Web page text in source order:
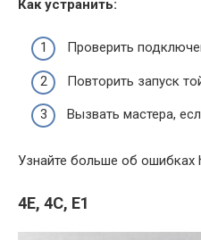
Как устранить:
Проверить
Повторить запуск
Вызвать мастера,
Узнайте больше об ошибках
4E, 4C, E1